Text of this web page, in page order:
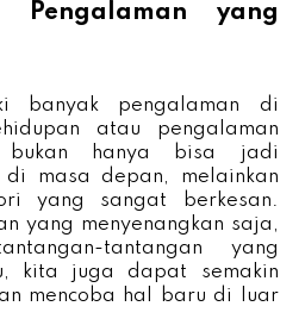
Pengalaman yang
banyak pengalaman di
atau pengalaman
hanya bisa jadi
di masa depan, melainkan
yang sangat berkesan.
yang menyenangkan saja,
tantangan yang
kita juga dapat semakin
mencoba hal baru di luar